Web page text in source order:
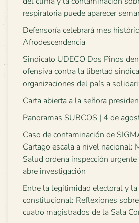
respiratoria puede aparecer
Defensoría celebrará mes
Afrodescendencia
Sindicato UDECO Dos Pinos
ofensiva contra la libertad
organizaciones del país a
Carta abierta a la señora
Panoramas SURCOS | 4 de
Caso de contaminación de
Cartago escala a nivel nacional:
Salud ordena inspección
abre investigación
Entre la legitimidad electoral y
constitucional: Reflexiones
cuatro magistrados de la Sala